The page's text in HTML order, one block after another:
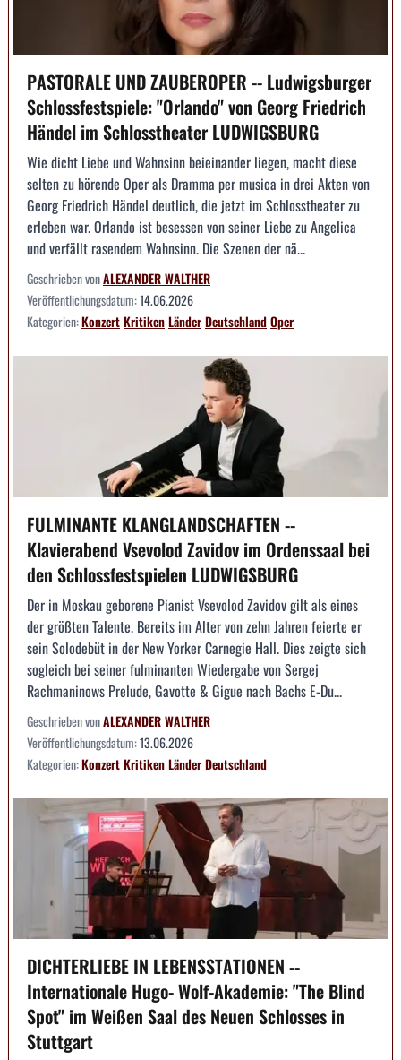
PASTORALE UND ZAUBEROPER -- Ludwigsburger
Schlossfestspiele: "Orlando" von Georg Friedrich
Händel im Schlosstheater LUDWIGSBURG
Wie dicht Liebe und Wahnsinn beieinander liegen, macht diese
selten zu hörende Oper als Dramma per musica in drei Akten von
Georg Friedrich Händel deutlich, die jetzt im Schlosstheater zu
erleben war. Orlando ist besessen von seiner Liebe zu Angelica
und verfällt rasendem Wahnsinn. Die Szenen der nä...
Geschrieben vonALEXANDER WALTHER
Veröffentlichungsdatum:14.06.2026
Kategorien:KonzertKritikenLänderDeutschlandOper
FULMINANTE KLANGLANDSCHAFTEN --
Klavierabend Vsevolod Zavidov im Ordenssaal bei
den Schlossfestspielen LUDWIGSBURG
Der in Moskau geborene Pianist Vsevolod Zavidov gilt als eines
der größten Talente. Bereits im Alter von zehn Jahren feierte er
sein Solodebüt in der New Yorker Carnegie Hall. Dies zeigte sich
sogleich bei seiner fulminanten Wiedergabe von Sergej
Rachmaninows Prelude, Gavotte & Gigue nach Bachs E-Du...
Geschrieben vonALEXANDER WALTHER
Veröffentlichungsdatum:13.06.2026
Kategorien:KonzertKritikenLänderDeutschland
DICHTERLIEBE IN LEBENSSTATIONEN --
Internationale Hugo- Wolf-Akademie: "The Blind
Spot" im Weißen Saal des Neuen Schlosses in
Stuttgart